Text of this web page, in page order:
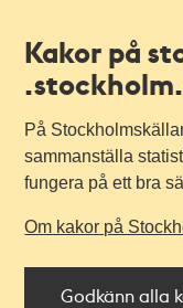
Kakor på
På
sammanställa
fungera på ett bra
Om kakor på
Godkänn alla